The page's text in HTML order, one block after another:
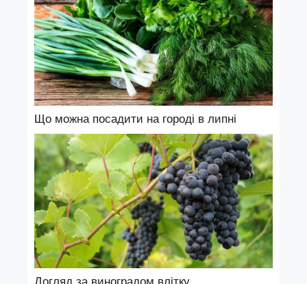
Що можна посадити на городі в липні